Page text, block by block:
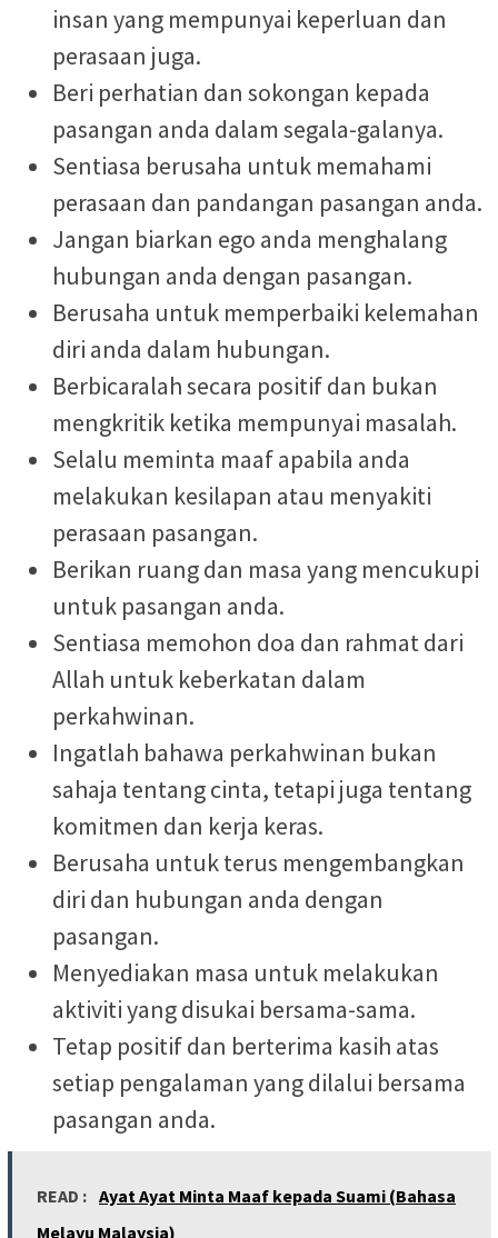
insan yang mempunyai keperluan dan
perasaan juga.
Beri perhatian dan sokongan kepada
pasangan anda dalam segala-galanya.
Sentiasa berusaha untuk memahami
perasaan dan pandangan pasangan anda.
Jangan biarkan ego anda menghalang
hubungan anda dengan pasangan.
Berusaha untuk memperbaiki kelemahan
diri anda dalam hubungan.
Berbicaralah secara positif dan bukan
mengkritik ketika mempunyai masalah.
Selalu meminta maaf apabila anda
melakukan kesilapan atau menyakiti
perasaan pasangan.
Berikan ruang dan masa yang mencukupi
untuk pasangan anda.
Sentiasa memohon doa dan rahmat dari
Allah untuk keberkatan dalam
perkahwinan.
Ingatlah bahawa perkahwinan bukan
sahaja tentang cinta, tetapi juga tentang
komitmen dan kerja keras.
Berusaha untuk terus mengembangkan
diri dan hubungan anda dengan
pasangan.
Menyediakan masa untuk melakukan
aktiviti yang disukai bersama-sama.
Tetap positif dan berterima kasih atas
setiap pengalaman yang dilalui bersama
pasangan anda.
READ : Ayat Ayat Minta Maaf kepada Suami (Bahasa
Melayu Malaysia)